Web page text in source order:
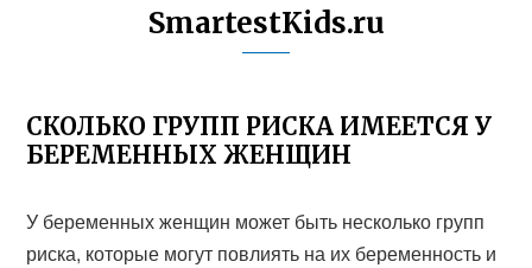
SmartestKids.ru
СКОЛЬКО ГРУПП РИСКА ИМЕЕТСЯ У
БЕРЕМЕННЫХ ЖЕНЩИН
У беременных женщин может быть несколько групп
риска, которые могут повлиять на их беременность и